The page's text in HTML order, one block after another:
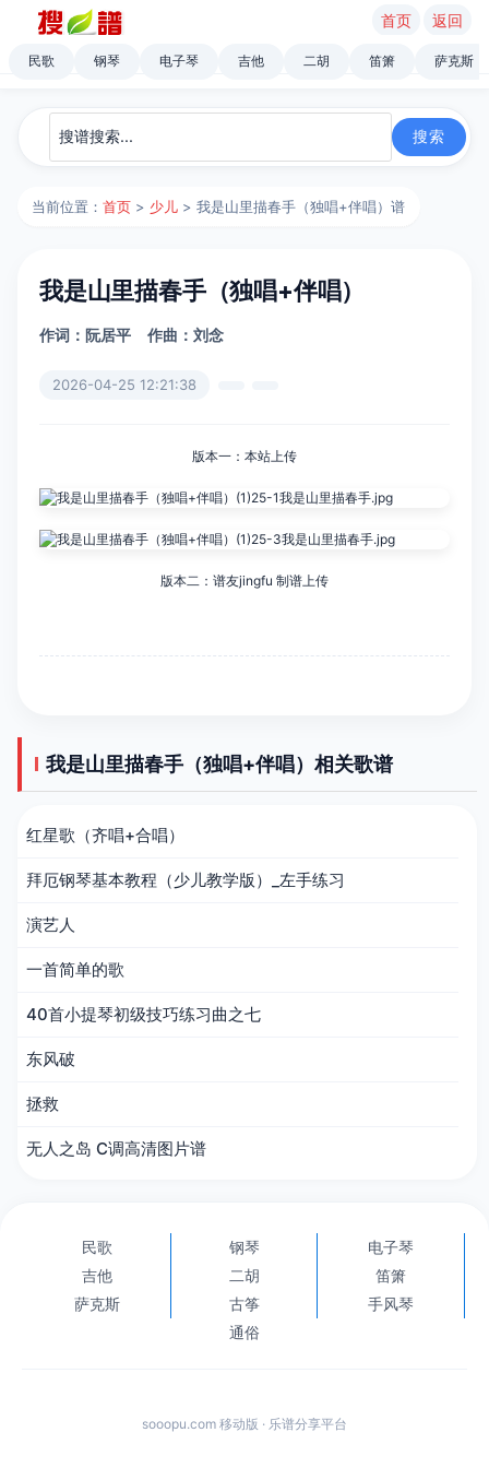
首页 返回
民歌 钢琴 电子琴 吉他 二胡 笛箫 萨克斯
当前位置：首页 > 少儿 > 我是山里描春手（独唱+伴唱）谱
我是山里描春手（独唱+伴唱）
作词：阮居平 作曲：刘念
2026-04-25 12:21:38
版本一：本站上传
版本二：谱友jingfu 制谱上传
我是山里描春手（独唱+伴唱）相关歌谱
红星歌（齐唱+合唱）
拜厄钢琴基本教程（少儿教学版）_左手练习
演艺人
一首简单的歌
40首小提琴初级技巧练习曲之七
东风破
拯救
无人之岛 C调高清图片谱
民歌 钢琴
电子琴
吉他
二胡
笛箫
萨克斯
古筝
手风琴
通俗
sooopu.com 移动版 · 乐谱分享平台